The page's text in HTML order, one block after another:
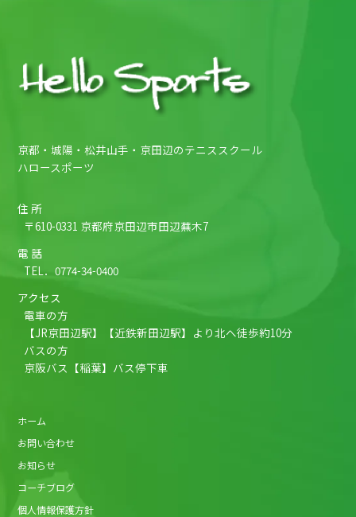
京都・城陽・松井山手・京田辺のテニススクール
ハロースポーツ
住 所
〒610-0331 京都府京田辺市田辺蕪木7
電 話
TEL．0774-34-0400
アクセス
電車の方
【JR京田辺駅】【近鉄新田辺駅】より北へ徒歩約10分
バスの方
京阪バス【稲葉】バス停下車
ホーム
お問い合わせ
お知らせ
コーチブログ
個人情報保護方針